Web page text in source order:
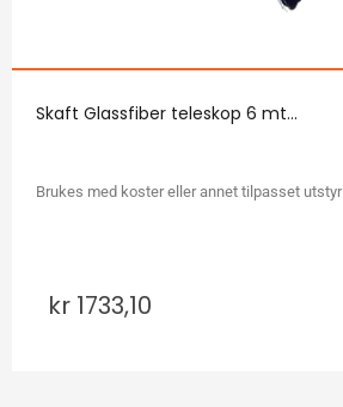
Skaft Glassfiber teleskop 6 mt...
Brukes med koster eller annet tilpasset utstyr
kr 1733,10